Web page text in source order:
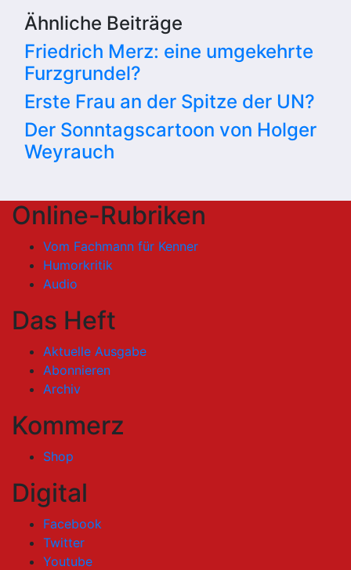
Ähnliche Beiträge
Friedrich Merz: eine umgekehrte
Furzgrundel?
Erste Frau an der Spitze der UN?
Der Sonntagscartoon von Holger
Weyrauch
Online-Rubriken
Vom Fachmann für Kenner
Humorkritik
Audio
Das Heft
Aktuelle Ausgabe
Abonnieren
Archiv
Kommerz
Shop
Digital
Facebook
Twitter
Youtube